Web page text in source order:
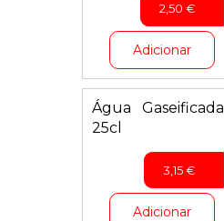
2,50 €
Adicionar
Água Gaseificada
25cl
3,15€
Adicionar